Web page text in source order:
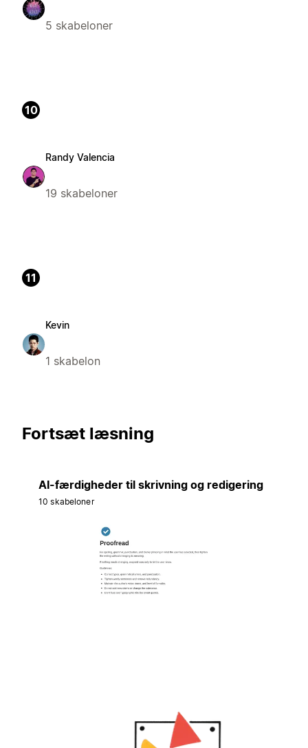
5 skabeloner
10
Randy Valencia
19 skabeloner
11
Kevin
1 skabelon
Fortsæt læsning
AI-færdigheder til skrivning og redigering
10 skabeloner